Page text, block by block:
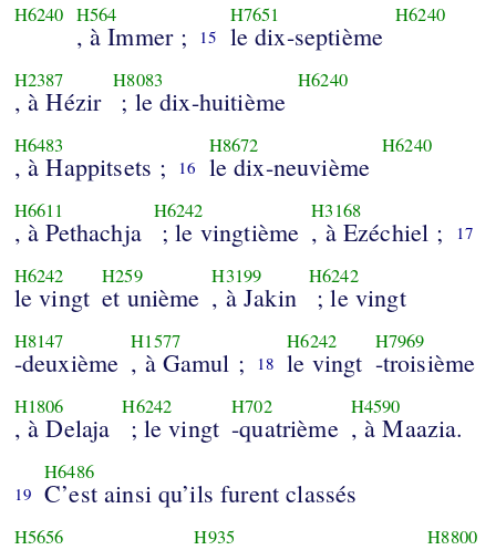
H6240 H564
, à Immer ; 15
H7651
le dix-septième
H6240
H2387
, à Hézir
H8083
; le dix-huitième
H6240
H6483
, à Happitsets ; 16
H8672
le dix-neuvième
H6240
H6611
, à Pethachja
H6242
; le vingtième
H3168
, à Ezéchiel ; 17
H6242
le vingt
H259
et unième
H3199
, à Jakin
H6242
; le vingt
H8147
-deuxième
H1577
, à Gamul ; 18
H6242
le vingt
H7969
-troisième
H1806
, à Delaja
H6242
; le vingt
H702
-quatrième
H4590
, à Maazia.
19
H6486
C’est ainsi qu’ils furent classés
H5656 H935 H8800